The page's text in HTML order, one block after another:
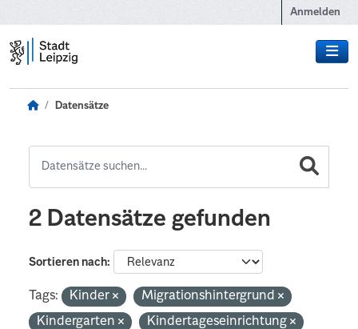
Anmelden
Datensätze
2 Datensätze gefunden
Sortieren nach
Tags: Kinder
Migrationshintergrund
Kindergarten
Kindertageseinrichtung